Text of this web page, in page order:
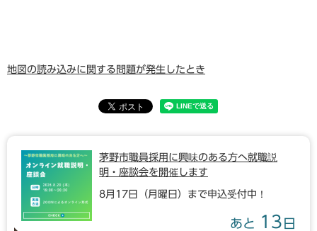
地図の読み込みに関する問題が発生したとき
茅野市職員採用に興味のある方へ就職説
明・座談会を開催します
8月17日（月曜日）まで申込受付中！
あと 13 日